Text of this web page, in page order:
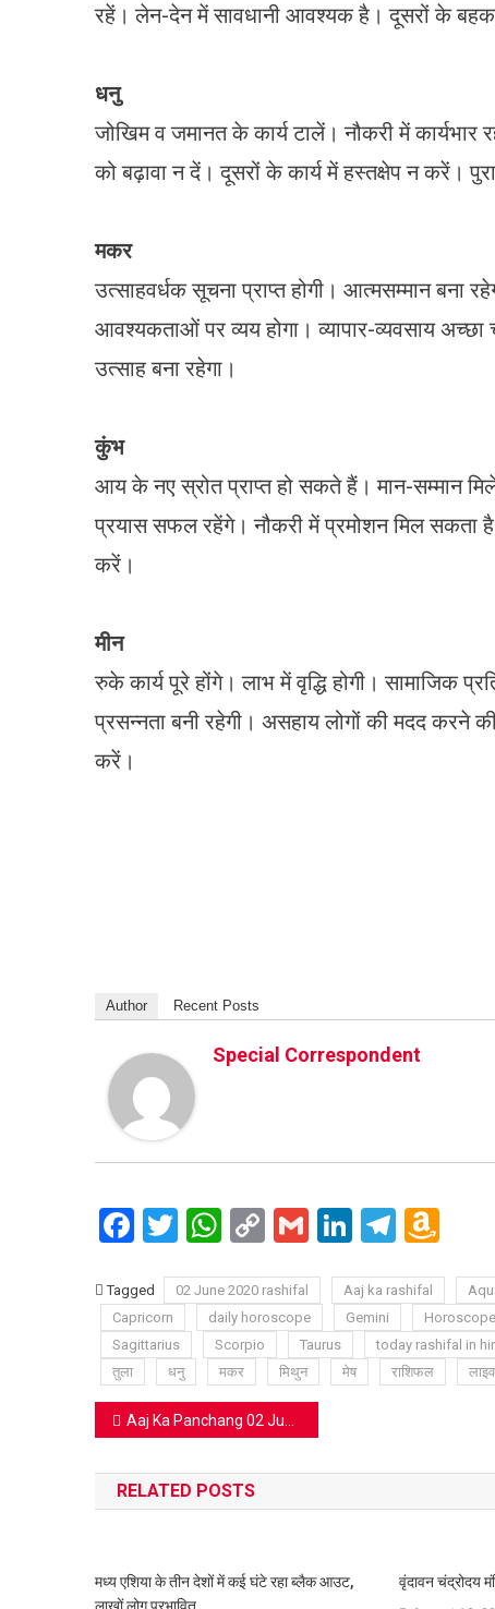
रहें। लेन-देन में सावधानी आवश्यक है। दूसरों के
धनु
जोखिम व जमानत के कार्य टालें। नौकरी में
को बढ़ावा न दें। दूसरों के कार्य में हस्तक्षेप न करें।
मकर
उत्साहवर्धक सूचना प्राप्त होगी। आत्मसम्मान बना
आवश्यकताओं पर व्यय होगा। व्यापार-व्यवसाय
उत्साह बना रहेगा।
कुंभ
आय के नए स्रोत प्राप्त हो सकते हैं। मान-सम्मान
प्रयास सफल रहेंगे। नौकरी में प्रमोशन मिल सकता है।
करें।
मीन
रुके कार्य पूरे होंगे। लाभ में वृद्धि होगी। सामाजिक
प्रसन्नता बनी रहेगी। असहाय लोगों की मदद करने
करें।
Author Recent Posts
Special Correspondent
Facebook
Twitter
WhatsApp
CopyGmailLinkedIn
List
Tagged 02 June 2020 rashifal Aaj ka rashifal
Capricorn
daily horoscope Gemini Horoscope
Sagittarius
Scorpio Taurus today rashifal in
तुला
धनु मकर मिथुन मेष राशिफल
Post
navigation
Aaj Ka Panchang 02 June: ये है आज का पंचांग
RELATED POSTS
मध्य एशिया के तीन देशों में कई घंटे रहा ब्लैक आउट,
लाखों लोग प्रभावित
वृंदावन चंद्रोदय